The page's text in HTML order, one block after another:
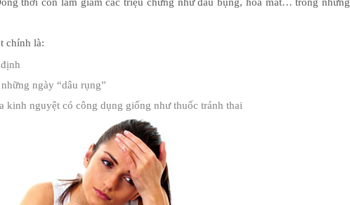
chính là:
ngày “dâu rụng”
kinh nguyệt có công dụng giống như thuốc tránh thai